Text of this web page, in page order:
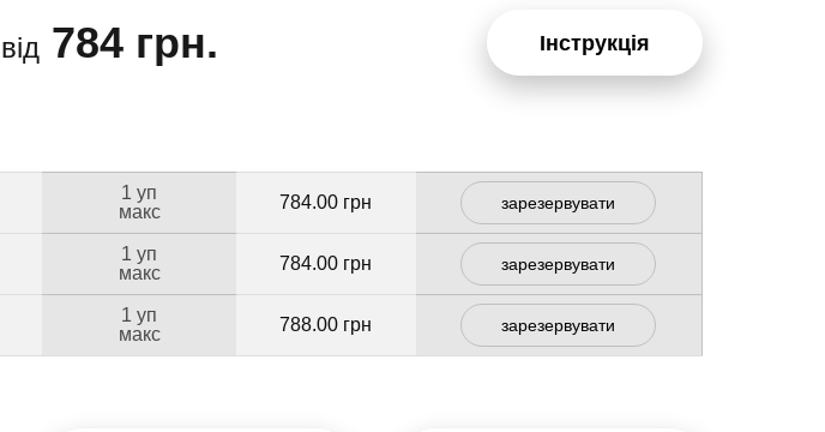
від 784 грн. Інструкція
1 уп
макс
784.00 грн зарезервувати
1 уп
макс
784.00 грн зарезервувати
1 уп
макс
788.00 грн зарезервувати